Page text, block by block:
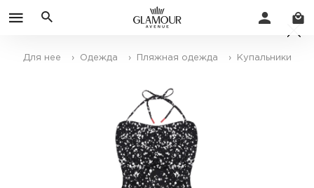
Для нее › Одежда › Пляжная одежда › Купальники